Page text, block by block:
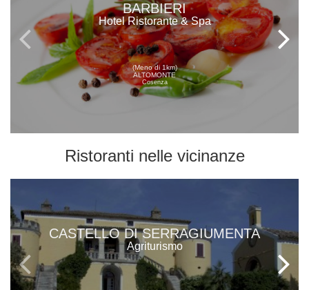
BARBIERI
Hotel Ristorante & Spa
(Meno di 1km)
ALTOMONTE
Cosenza
Ristoranti nelle vicinanze
CASTELLO DI SERRAGIUMENTA
Agriturismo